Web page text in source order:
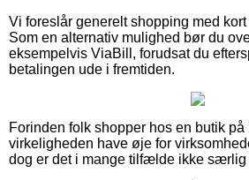
Vi foreslår generelt shopping med
Som en alternativ mulighed bør du
eksempelvis ViaBill, forudsat du
betalingen ude i fremtiden.
Forinden folk shopper hos en butik på
virkeligheden have øje for
dog er det i mange tilfælde ikke